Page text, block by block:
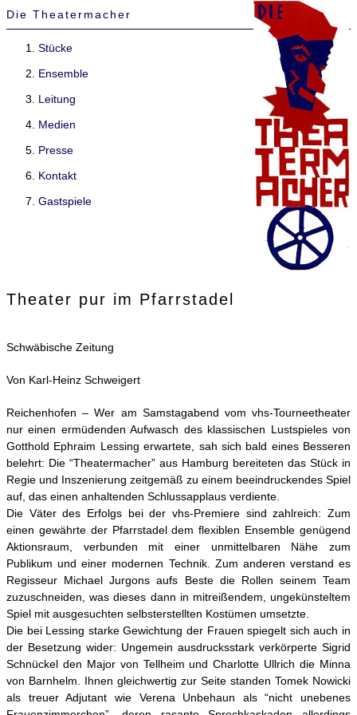
Die Theatermacher
Stücke
Ensemble
Leitung
Medien
Presse
Kontakt
Gastspiele
Theater pur im Pfarrstadel
Schwäbische Zeitung
Von Karl-Heinz Schweigert
Reichenhofen – Wer am Samstagabend vom vhs-Tourneetheater
nur einen ermüdenden Aufwasch des klassischen Lustspieles von
Gotthold Ephraim Lessing erwartete, sah sich bald eines Besseren
belehrt: Die “Theatermacher” aus Hamburg bereiteten das Stück in
Regie und Inszenierung zeitgemäß zu einem beeindruckendes Spiel
auf, das einen anhaltenden Schlussapplaus verdiente.
Die Väter des Erfolgs bei der vhs-Premiere sind zahlreich: Zum
einen gewährte der Pfarrstadel dem flexiblen Ensemble genügend
Aktionsraum, verbunden mit einer unmittelbaren Nähe zum
Publikum und einer modernen Technik. Zum anderen verstand es
Regisseur Michael Jurgons aufs Beste die Rollen seinem Team
zuzuschneiden, was dieses dann in mitreißendem, ungekünsteltem
Spiel mit ausgesuchten selbsterstellten Kostümen umsetzte.
Die bei Lessing starke Gewichtung der Frauen spiegelt sich auch in
der Besetzung wider: Ungemein ausdrucksstark verkörperte Sigrid
Schnückel den Major von Tellheim und Charlotte Ullrich die Minna
von Barnhelm. Ihnen gleichwertig zur Seite standen Tomek Nowicki
als treuer Adjutant wie Verena Unbehaun als “nicht unebenes